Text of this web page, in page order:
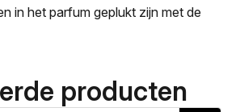
in het parfum geplukt zijn met de
producten